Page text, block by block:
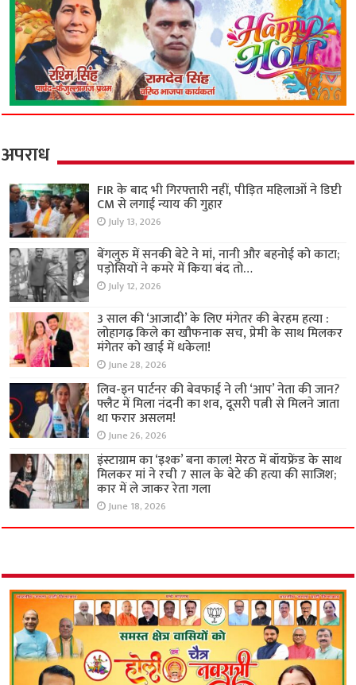
अपराध
FIR के बाद भी गिरफ्तारी नहीं, पीड़ित महिलाओं ने डिप्टी
CM से लगाई न्याय की गुहार
July 13, 2026
बेंगलुरु में सनकी बेटे ने मां, नानी और बहनोई को काटा;
पड़ोसियों ने कमरे में किया बंद तो…
July 12, 2026
3 साल की ‘आजादी’ के लिए मंगेतर की बेरहम हत्या :
लोहागढ़ किले का खौफनाक सच, प्रेमी के साथ मिलकर
मंगेतर को खाई में धकेला!
June 28, 2026
लिव-इन पार्टनर की बेवफाई ने ली ‘आप’ नेता की जान?
फ्लैट में मिला नंदनी का शव, दूसरी पत्नी से मिलने जाता
था फरार असलम!
June 26, 2026
इंस्टाग्राम का ‘इश्क’ बना काल! मेरठ में बॉयफ्रेंड के साथ
मिलकर मां ने रची 7 साल के बेटे की हत्या की साजिश;
कार में ले जाकर रेता गला
June 18, 2026